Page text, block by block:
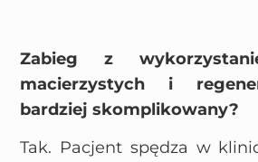
Zabieg z
macierzystych i
bardziej skomplikowany?
Tak. Pacjent spędza w